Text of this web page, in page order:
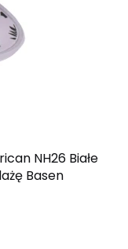
NH26 Białe
Basen